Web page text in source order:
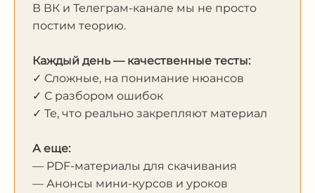
В ВК и Телеграм-канале мы не просто
постим теорию.
Каждый день — качественные тесты:
✓ Сложные, на понимание нюансов
✓ С разбором ошибок
✓ Те, что реально закрепляют материал
А еще:
— PDF-материалы для скачивания
— Анонсы мини-курсов и уроков